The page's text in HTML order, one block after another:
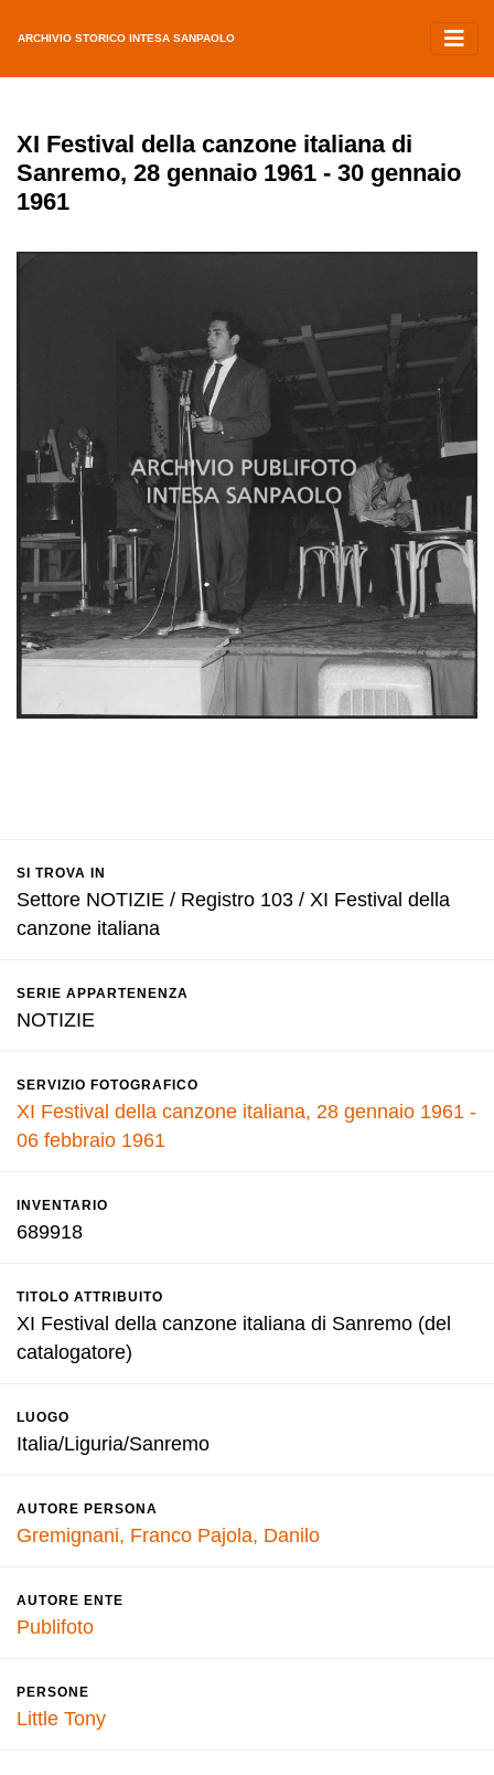
ARCHIVIO STORICO INTESA SANPAOLO
XI Festival della canzone italiana di
Sanremo, 28 gennaio 1961 - 30 gennaio
1961
SI TROVA IN
Settore NOTIZIE / Registro 103 / XI Festival della
canzone italiana
SERIE APPARTENENZA
NOTIZIE
SERVIZIO FOTOGRAFICO
XI Festival della canzone italiana, 28 gennaio 1961 -
06 febbraio 1961
INVENTARIO
689918
TITOLO ATTRIBUITO
XI Festival della canzone italiana di Sanremo (del
catalogatore)
LUOGO
Italia/Liguria/Sanremo
AUTORE PERSONA
Gremignani, Franco Pajola, Danilo
AUTORE ENTE
Publifoto
PERSONE
Little Tony